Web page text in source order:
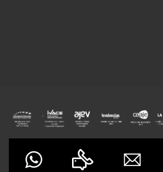
inHAUS LAB - Avenida Picassent, 12 -